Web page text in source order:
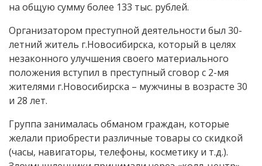
на общую сумму более 133 тыс. рублей.
Организатором преступной деятельности был 30-
летний житель г.Новосибирска, который в целях
незаконного улучшения своего материального
положения вступил в преступный сговор с 2-мя
жителями г.Новосибирска – мужчины в возрасте 30
и 28 лет.
Группа занималась обманом граждан, которые
желали приобрести различные товары со скидкой
(часы, навигаторы, телефоны, косметику и т.д.).